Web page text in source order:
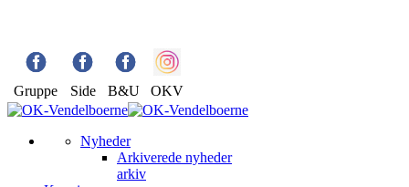
Gruppe Side B&U OKV
Nyheder
Arkiverede nyheder
arkiv